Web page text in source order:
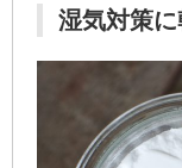
湿気対策